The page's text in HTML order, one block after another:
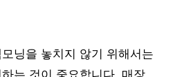
닝을 놓치지 않기 위해서는